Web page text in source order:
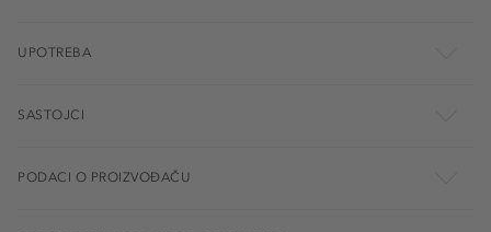
UPOTREBA
SASTOJCI
PODACI O PROIZVOĐAČU